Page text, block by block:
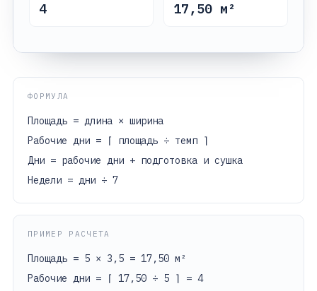
4 17,50 м²
ФОРМУЛА
Площадь = длина × ширина
Рабочие дни = ⌈ площадь ÷ темп ⌉
Дни = рабочие дни + подготовка и сушка
Недели = дни ÷ 7
ПРИМЕР РАСЧЕТА
Площадь = 5 × 3,5 = 17,50 м²
Рабочие дни = ⌈ 17,50 ÷ 5 ⌉ = 4